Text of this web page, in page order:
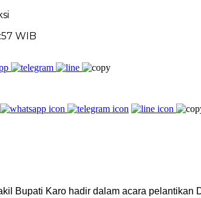
WIB
Bupati Karo hadir dalam acara